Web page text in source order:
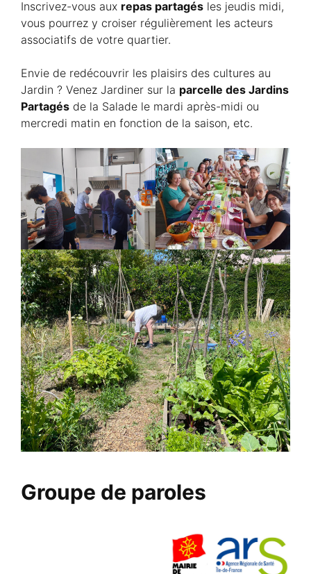
Inscrivez-vous aux repas partagés les jeudis midi,
vous pourrez y croiser régulièrement les acteurs
associatifs de votre quartier.
Envie de redécouvrir les plaisirs des cultures au
Jardin ? Venez Jardiner sur la parcelle des Jardins
Partagés de la Salade le mardi après-midi ou
mercredi matin en fonction de la saison, etc.
Groupe de paroles